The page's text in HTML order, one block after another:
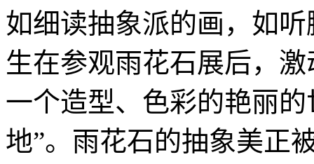
如细读抽象派的画，如
生在参观雨花石展后，
一个造型、色彩的艳丽
地”。雨花石的抽象美正